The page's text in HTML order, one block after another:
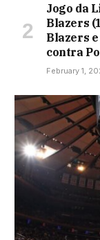
Jogo da
Blazers
Blazers
contra
February 1,